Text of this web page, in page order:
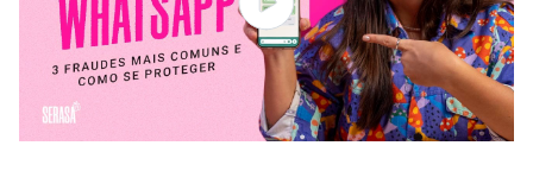
Consigo restaurá-la?
O Serasa Premium pode me ajudar a recuperar
minhas conversas?